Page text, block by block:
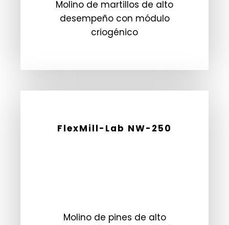
Molino de martillos de alto
desempeño con módulo
criogénico
FlexMill-Lab NW-250
Molino de pines de alto